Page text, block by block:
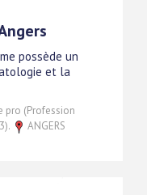
possède un
et la
pro (Profession
ANGERS